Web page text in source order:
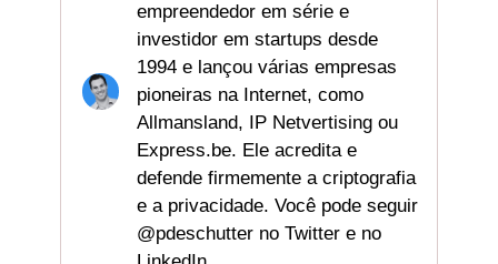
empreendedor em série e
investidor em startups desde
1994 e lançou várias empresas
pioneiras na Internet, como
Allmansland, IP Netvertising ou
Express.be. Ele acredita e
defende firmemente a criptografia
e a privacidade. Você pode seguir
@pdeschutter no Twitter e no